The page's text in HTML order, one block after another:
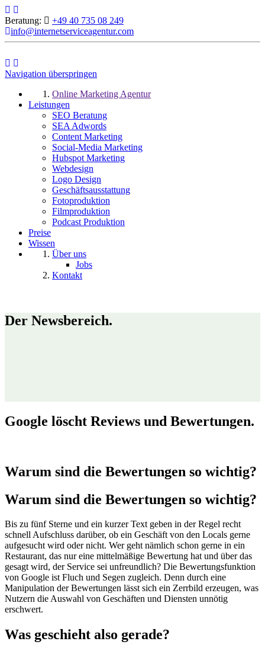
Beratung:
+49 40 735 08 249
info@internetserviceagentur.com
Navigation überspringen
Online Marketing Agentur
Leistungen
SEO Beratung
SEA Adwords
Content Marketing
Social-Media Marketing
Hubspot Marketing
Webdesign
Logo Design
Geschäftsausstattung
Fotoproduktion
Filmproduktion
Podcast Produktion
Preise
Wissen
Über uns
Jobs
Kontakt
Der Newsbereich.
Google löscht Reviews und Bewertungen.
Warum sind die Bewertungen so wichtig?
Warum sind die Bewertungen so wichtig?
Bis zu fünf Sterne und ein kurzer Text geben in der Regel recht
schnell Aufschluss darüber, ob ein Geschäft von den Locals gerne
aufgesucht wird oder nicht. Wer geht nämlich schon gerne in ein
Restaurant, das nur eine mittelmäßige Bewertung hat und über das
gesagt wird, der Service sei unfreundlich? Die Bewertungsfunktion
von Google ist Fluch und Segen zugleich. Denn durch eine
Manipulation der Bewertungen lässt sich ein Zerrbild erzeugen, was
Nutzern die Auswahl von Geschäften und Diensten unnötig
erschwert.
Was geschieht also gerade?